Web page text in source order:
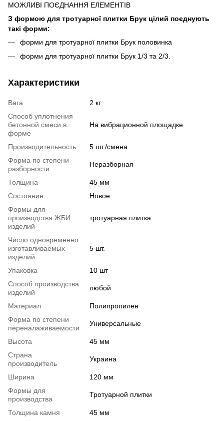
МОЖЛИВІ ПОЄДНАННЯ ЕЛЕМЕНТІВ
З формою для тротуарної плитки Брук цілий поєднують
такі форми:
форми для тротуарної плитки Брук половинка
форми для тротуарної плитки Брук 1/3 та 2/3.
Характеристики
Вага
2 кг
Способ уплотнения
бетонной смеси в
форме
На вибрационной площадке
Производительность
5 шт./смена
Форма по степени
разборности
Неразборная
Толщина
45 мм
Состояние
Новое
Формы для
производства ЖБИ
изделий
тротуарная плитка
Число одновременно
изготавливаемых
изделий
5 шт.
Упаковка
10 шт
Способ производства
изделий
любой
Материал
Полипропилен
Форма по степени
переналаживаемости
Универсальные
Высота
45 мм
Страна
производитель
Украина
Ширина
120 мм
Формы для
производства
Тротуарной плитки
Толщина камня 45 мм